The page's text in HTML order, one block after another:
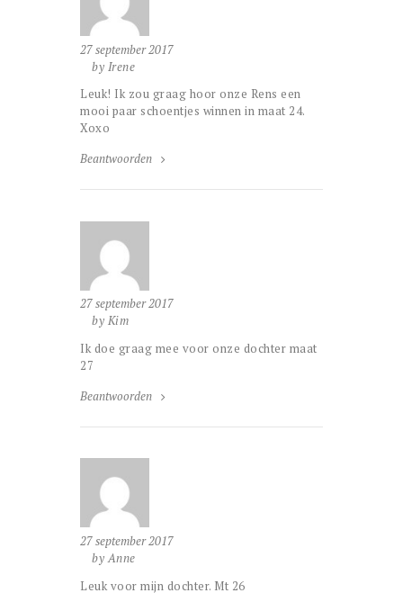
27 september 2017
by Irene
Leuk! Ik zou graag hoor onze Rens een
mooi paar schoentjes winnen in maat 24.
Xoxo
Beantwoorden
27 september 2017
by Kim
Ik doe graag mee voor onze dochter maat
27
Beantwoorden
27 september 2017
by Anne
Leuk voor mijn dochter. Mt 26